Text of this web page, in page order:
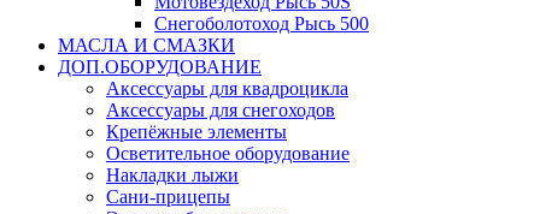
Снегоболотоход Рысь 500
МАСЛА И СМАЗКИ
ДОП.ОБОРУДОВАНИЕ
Аксессуары для квадроцикла
Аксессуары для снегоходов
Крепёжные элементы
Осветительное оборудование
Накладки лыжи
Сани-прицепы